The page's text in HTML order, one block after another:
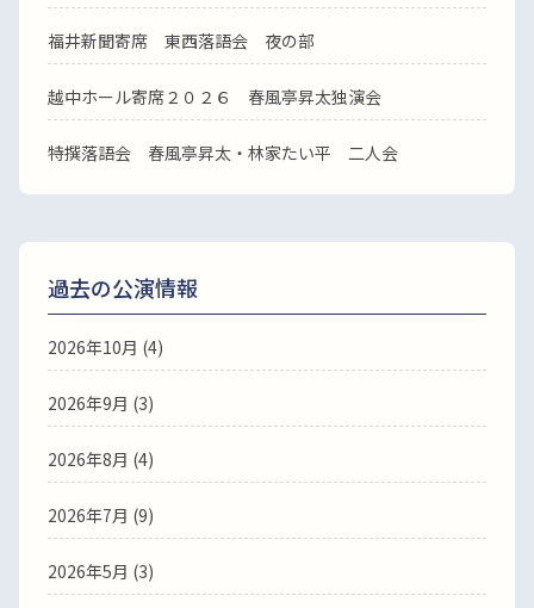
福井新聞寄席 東西落語会 夜の部
越中ホール寄席２０２６ 春風亭昇太独演会
特撰落語会 春風亭昇太・林家たい平 二人会
過去の公演情報
2026年10月 (4)
2026年9月 (3)
2026年8月 (4)
2026年7月 (9)
2026年5月 (3)